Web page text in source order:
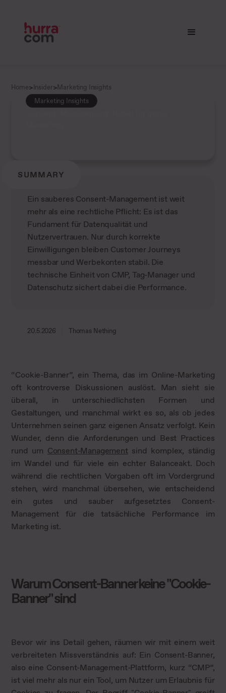
Home>Insider>Marketing Insights
Marketing Insights
SUMMARY
Ein sauberes Consent-Management ist weit
mehr als eine rechtliche Pflicht: Es ist das
Fundament für Datenqualität und
Nutzervertrauen. Nur durch korrekte
Einwilligungen bleiben Customer Journeys
messbar und Werbekonten stabil. Die
technische Einheit von CMP, Tag-Manager und
Datenschutz sichert dabei die Performance.
20.5.2026 Thomas Nething
“Cookie-Banner”, ein Thema, das im Online-Marketing
oft kontroverse Diskussionen auslöst. Man sieht sie
überall, in unterschiedlichsten Formen und
Gestaltungen, und manchmal wirkt es so, als ob jedes
Unternehmen seinen ganz eigenen Ansatz verfolgt. Kein
Wunder, denn die Anforderungen und Best Practices
rund um Consent-Managementsind komplex, ständig
im Wandel und für viele ein echter Balanceakt. Doch
während die rechtlichen Vorgaben oft im Vordergrund
stehen, wird manchmal übersehen, wie entscheidend
ein gutes und sauber aufgesetztes Consent-
Management für die tatsächliche Performance im
Marketing ist.
Warum Consent-Banner keine "Cookie-
Banner" sind
Bevor wir ins Detail gehen, räumen wir mit einem weit
verbreiteten Missverständnis auf: Ein Consent-Banner,
also eine Consent-Management-Plattform, kurz “CMP”,
ist viel mehr als nur ein Tool, um Nutzer um Erlaubnis für